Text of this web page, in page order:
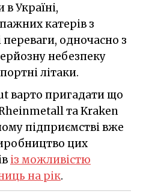
в Україні,
катерів з
переваги, одночасно з
небезпеку
літаки.
варто пригадати що
та Kraken
підприємстві вже
цих
із можливістю
на рік.